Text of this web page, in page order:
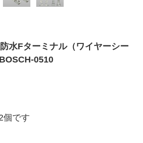
水Fターミナル（ワイヤーシー
0510
個です